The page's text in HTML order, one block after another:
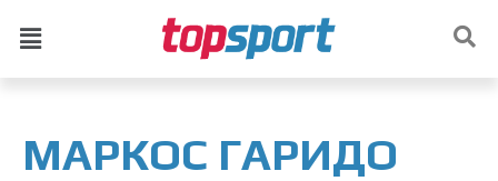
МАРКОС ГАРИДО